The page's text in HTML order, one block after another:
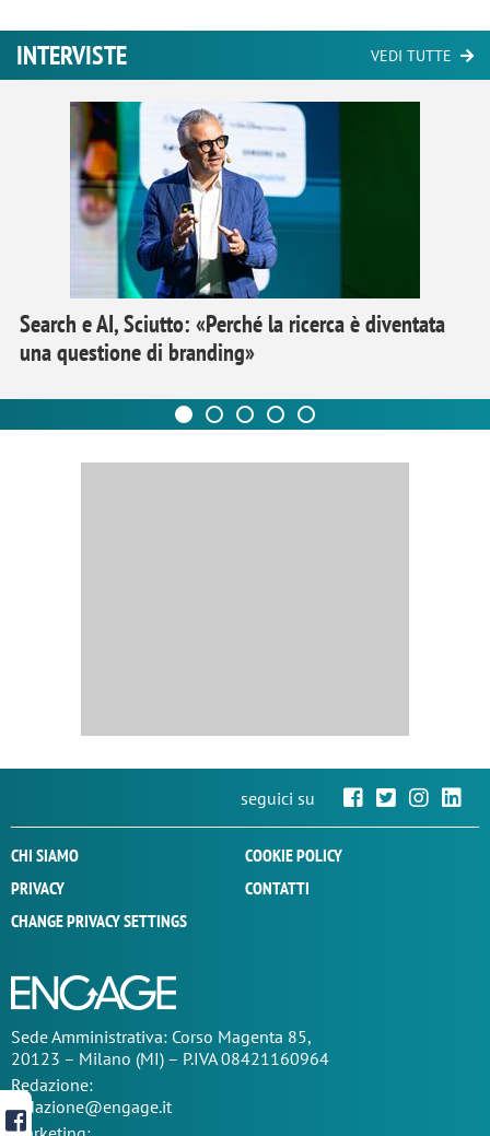
INTERVISTE VEDI TUTTE
Search e AI, Sciutto: «Perché la ricerca è diventata
una questione di branding»
seguici su
CHI SIAMO
COOKIE POLICY
PRIVACY
CONTATTI
CHANGE PRIVACY SETTINGS
SedeAmministrativa: Corso Magenta 85,
20123 – Milano (MI) – P.IVA 08421160964
Redazione:
redazione@engage.it